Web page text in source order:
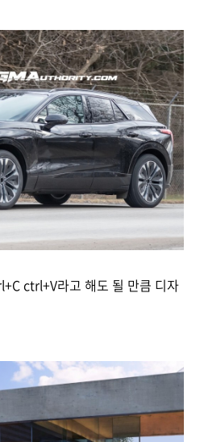
ctrl+V라고 해도 될 만큼 디자